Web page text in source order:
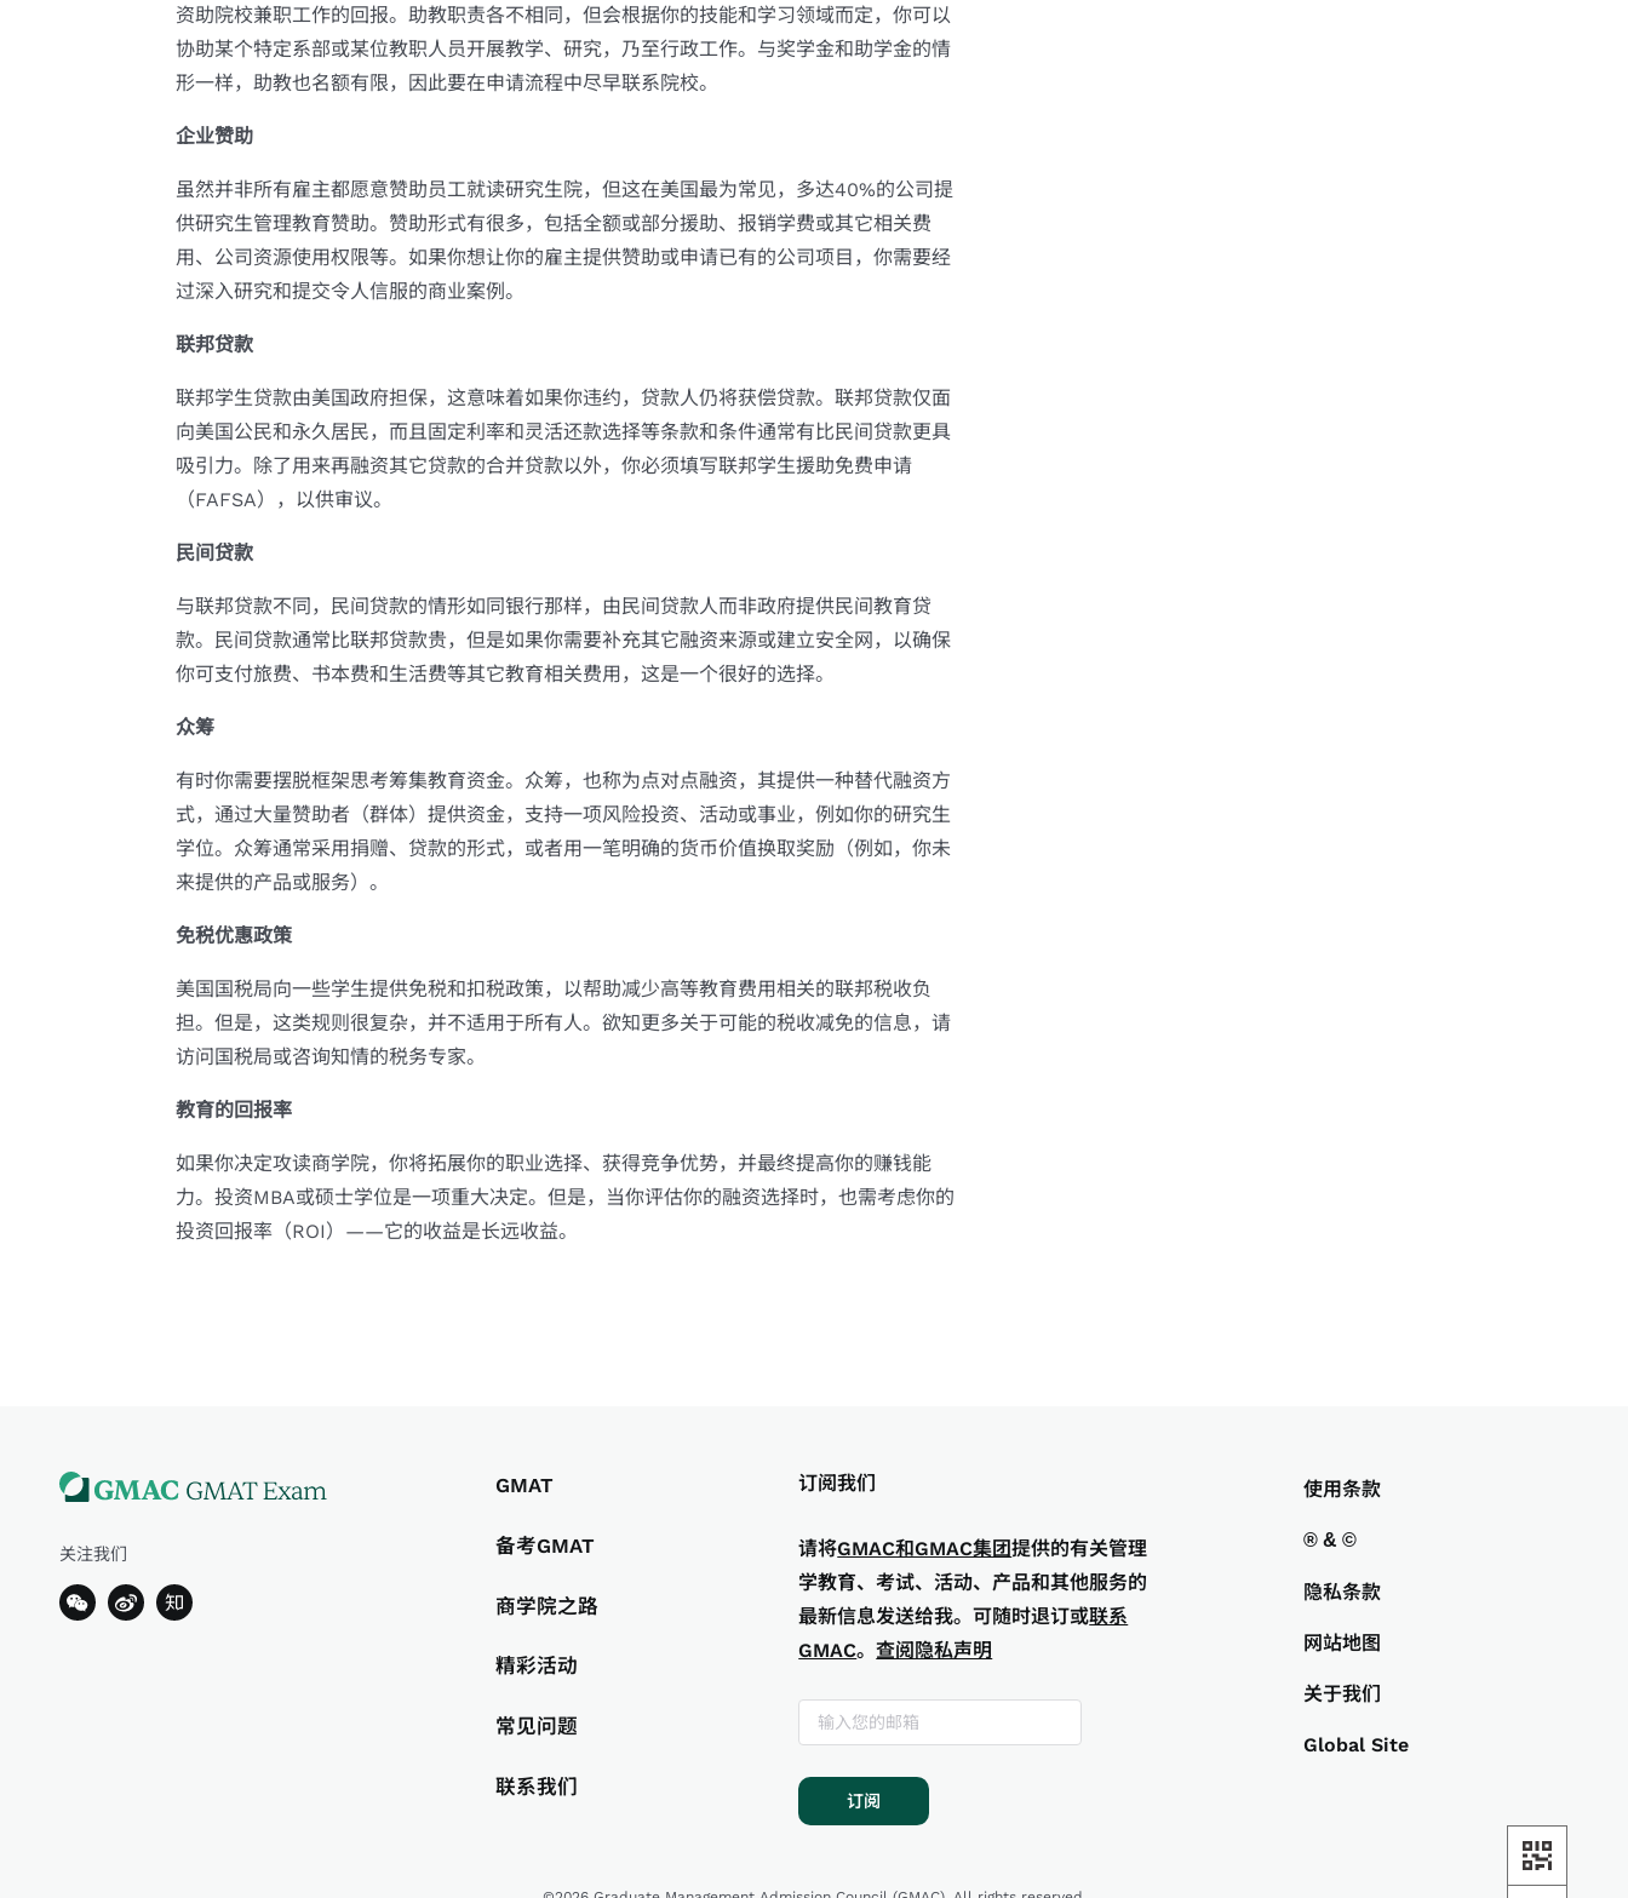
资助院校兼职工作的回报。助教职责各不相同，但会根据你的技能和学习领域而定，你可以
协助某个特定系部或某位教职人员开展教学、研究，乃至行政工作。与奖学金和助学金的情
形一样，助教也名额有限，因此要在申请流程中尽早联系院校。
企业赞助
虽然并非所有雇主都愿意赞助员工就读研究生院，但这在美国最为常见，多达40%的公司提
供研究生管理教育赞助。赞助形式有很多，包括全额或部分援助、报销学费或其它相关费
用、公司资源使用权限等。如果你想让你的雇主提供赞助或申请已有的公司项目，你需要经
过深入研究和提交令人信服的商业案例。
联邦贷款
联邦学生贷款由美国政府担保，这意味着如果你违约，贷款人仍将获偿贷款。联邦贷款仅面
向美国公民和永久居民，而且固定利率和灵活还款选择等条款和条件通常有比民间贷款更具
吸引力。除了用来再融资其它贷款的合并贷款以外，你必须填写联邦学生援助免费申请
（FAFSA），以供审议。
民间贷款
与联邦贷款不同，民间贷款的情形如同银行那样，由民间贷款人而非政府提供民间教育贷
款。民间贷款通常比联邦贷款贵，但是如果你需要补充其它融资来源或建立安全网，以确保
你可支付旅费、书本费和生活费等其它教育相关费用，这是一个很好的选择。
众筹
有时你需要摆脱框架思考筹集教育资金。众筹，也称为点对点融资，其提供一种替代融资方
式，通过大量赞助者（群体）提供资金，支持一项风险投资、活动或事业，例如你的研究生
学位。众筹通常采用捐赠、贷款的形式，或者用一笔明确的货币价值换取奖励（例如，你未
来提供的产品或服务）。
免税优惠政策
美国国税局向一些学生提供免税和扣税政策，以帮助减少高等教育费用相关的联邦税收负
担。但是，这类规则很复杂，并不适用于所有人。欲知更多关于可能的税收减免的信息，请
访问国税局或咨询知情的税务专家。
教育的回报率
如果你决定攻读商学院，你将拓展你的职业选择、获得竞争优势，并最终提高你的赚钱能
力。投资MBA或硕士学位是一项重大决定。但是，当你评估你的融资选择时，也需考虑你的
投资回报率（ROI）——它的收益是长远收益。
关注我们
GMAT
备考GMAT
商学院之路
精彩活动
常见问题
联系我们
订阅我们
请将GMAC和GMAC集团提供的有关管理
学教育、考试、活动、产品和其他服务的
最新信息发送给我。可随时退订或联系
GMAC。查阅隐私声明
订阅
使用条款
® & ©
隐私条款
网站地图
关于我们
Global Site